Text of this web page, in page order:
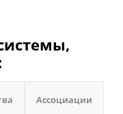
Ассоциации